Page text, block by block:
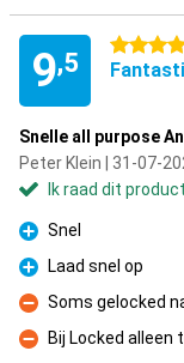
9,5
5 sterren
Snelle all purpose
Peter Klein | 31-07-
Ik raad dit
Pluspunt
Snel
Pluspunt
Laad snel op
Minpunt
Soms gelocked
Minpunt
Bij Locked